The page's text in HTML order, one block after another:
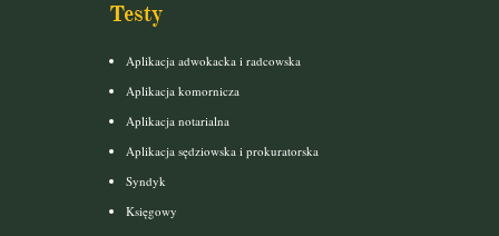
Testy
Aplikacja adwokacka i radcowska
Aplikacja komornicza
Aplikacja notarialna
Aplikacja sędziowska i prokuratorska
Syndyk
Księgowy